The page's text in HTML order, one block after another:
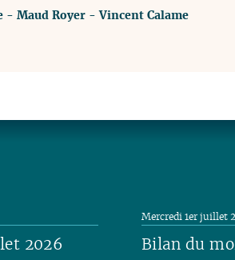
- Maud Royer-Vincent Calame
2026 Bilan du
Mercredi 1er juillet